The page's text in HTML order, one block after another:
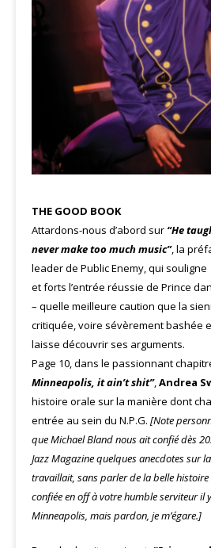
THE GOOD BOOK
Attardons-nous d’abord sur“He
never make too much music”, la
leader de Public Enemy, qui
et forts l’entrée réussie de Prince
– quelle meilleure caution que la
critiquée, voire sévèrement bashée
laisse découvrir ses arguments.
Page 10, dans le passionnant
Minneapolis, it ain’t shit”,Andrea
histoire orale sur la manière dont
entrée au sein du N.P.G. [Note
que Michael Bland nous ait confié dès
Jazz Magazine quelques anecdotes sur
travaillait, sans parler de la belle histoire
confiée en off à votre humble serviteur il
Minneapolis, mais pardon, je m’égare.]